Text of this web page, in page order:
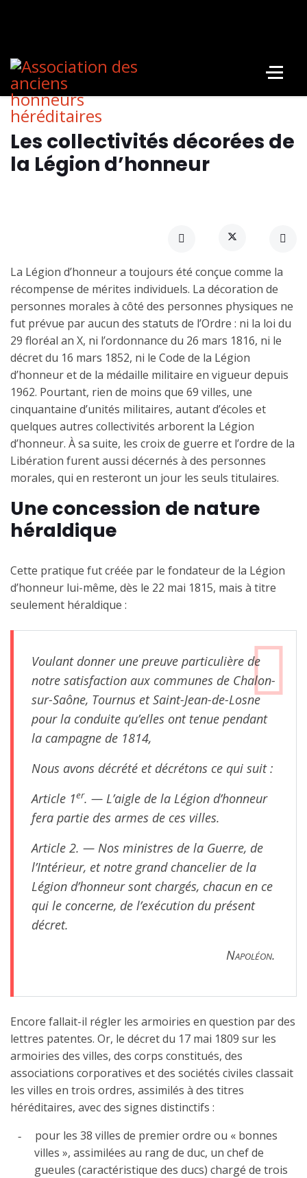
Les collectivités décorées de
la Légion d’honneur
La Légion d’honneur a toujours été conçue comme la
récompense de mérites individuels. La décoration de
personnes morales à côté des personnes physiques ne
fut prévue par aucun des statuts de l’Ordre : ni la loi du
29 floréal an X, ni l’ordonnance du 26 mars 1816, ni le
décret du 16 mars 1852, ni le Code de la Légion
d’honneur et de la médaille militaire en vigueur depuis
1962. Pourtant, rien de moins que 69 villes, une
cinquantaine d’unités militaires, autant d’écoles et
quelques autres collectivités arborent la Légion
d’honneur. À sa suite, les croix de guerre et l’ordre de la
Libération furent aussi décernés à des personnes
morales, qui en resteront un jour les seuls titulaires.
Une concession de nature
héraldique
Cette pratique fut créée par le fondateur de la Légion
d’honneur lui-même, dès le 22 mai 1815, mais à titre
seulement héraldique :
Voulant donner une preuve particulière de
notre satisfaction aux communes de Chalon-
sur-Saône, Tournus et Saint-Jean-de-Losne
pour la conduite qu’elles ont tenue pendant
la campagne de 1814,
Nous avons décrété et décrétons ce qui suit :
Article 1er. — L’aigle de la Légion d’honneur
fera partie des armes de ces villes.
Article 2. — Nos ministres de la Guerre, de
l’Intérieur, et notre grand chancelier de la
Légion d’honneur sont chargés, chacun en ce
qui le concerne, de l’exécution du présent
décret.
Napoléon.
Encore fallait-il régler les armoiries en question par des
lettres patentes. Or, le décret du 17 mai 1809 sur les
armoiries des villes, des corps constitués, des
associations corporatives et des sociétés civiles classait
les villes en trois ordres, assimilés à des titres
héréditaires, avec des signes distinctifs :
-
pour les 38 villes de premier ordre ou « bonnes
villes », assimilées au rang de duc, un chef de
gueules (caractéristique des ducs) chargé de trois